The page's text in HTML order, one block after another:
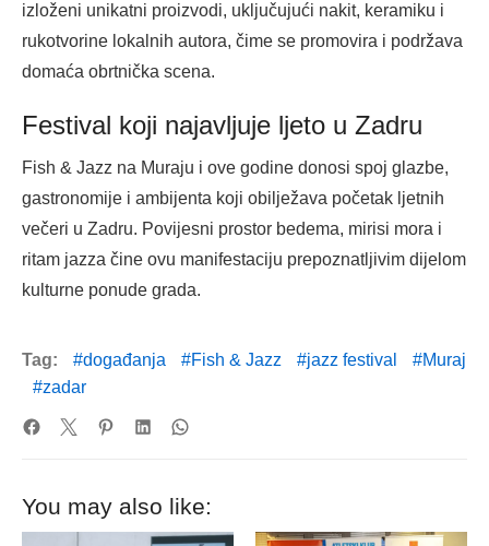
izloženi unikatni proizvodi, uključujući nakit, keramiku i
rukotvorine lokalnih autora, čime se promovira i podržava
domaća obrtnička scena.
Festival koji najavljuje ljeto u Zadru
Fish & Jazz na Muraju i ove godine donosi spoj glazbe,
gastronomije i ambijenta koji obilježava početak ljetnih
večeri u Zadru. Povijesni prostor bedema, mirisi mora i
ritam jazza čine ovu manifestaciju prepoznatljivim dijelom
kulturne ponude grada.
Tag: događanja Fish & Jazz jazz festival
Muraj
zadar
You may also like: